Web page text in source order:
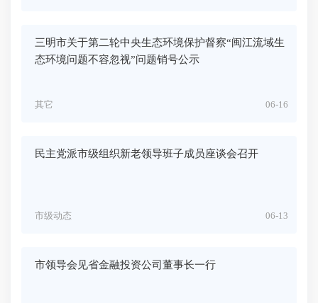
三明市关于第二轮中央生态环境保护督察“闽江流域生
态环境问题不容忽视”问题销号公示
06-16
其它
民主党派市级组织新老领导班子成员座谈会召开
06-13
市级动态
市领导会见省金融投资公司董事长一行